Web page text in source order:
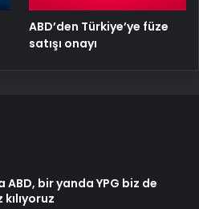
ABD’den Türkiye’ye füze
satışı onayı
bir yanda YPG biz de